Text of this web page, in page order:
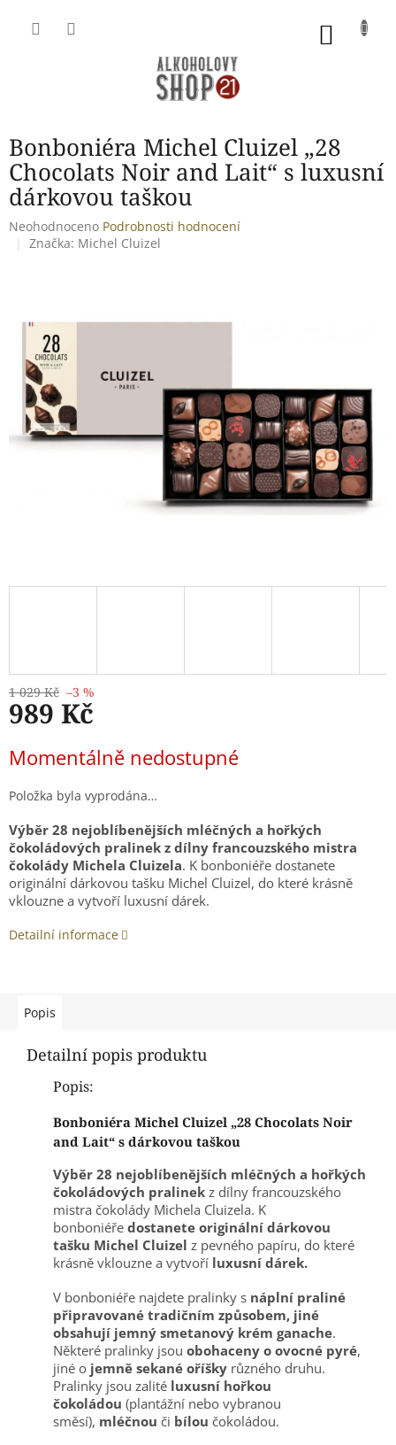
Bonboniéra Michel Cluizel „28
Chocolats Noir and Lait“ s luxusní
dárkovou taškou
Průměrné
hodnocení
hvězdiček.
Neohodnoceno Podrobnosti hodnocení
Značka: Michel Cluizel
1 029 Kč –3 %
989 Kč
cena:
Momentálně nedostupné
Položka byla vyprodána…
Výběr 28 nejoblíbenějších mléčných a hořkých
čokoládových pralinek z dílny francouzského mistra
čokolády Michela Cluizela. K bonboniéře dostanete
originální dárkovou tašku Michel Cluizel, do které krásně
vklouzne a vytvoří luxusní dárek.
Detailní informace
Popis
Detailní popis produktu
Popis:
Bonboniéra Michel Cluizel „28 Chocolats Noir
and Lait“ s dárkovou taškou
Výběr 28 nejoblíbenějších mléčných a hořkých
čokoládových pralinek z dílny francouzského
mistra čokolády Michela Cluizela. K
bonboniéře dostanete originální dárkovou
tašku Michel Cluizel z pevného papíru, do které
krásně vklouzne a vytvoří luxusní dárek.
V bonboniéře najdete pralinky s náplní praliné
připravované tradičním způsobem, jiné
obsahují jemný smetanový krém ganache.
Některé pralinky jsou obohaceny o ovocné pyré,
jiné o jemně sekané oříšky různého druhu.
Pralinky jsou zalité luxusní hořkou
čokoládou (plantážní nebo vybranou
směsí), mléčnou či bílou čokoládou.